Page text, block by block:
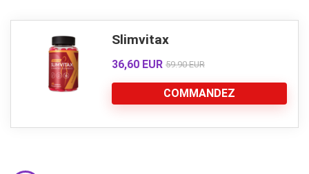
Slimvitax
36,60 EUR 59.90 EUR
COMMANDEZ